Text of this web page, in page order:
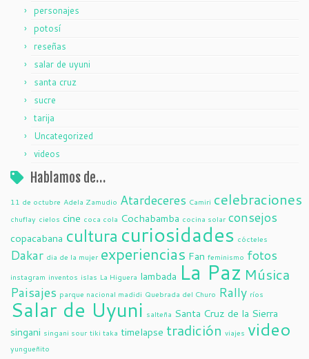
personajes
potosí
reseñas
salar de uyuni
santa cruz
sucre
tarija
Uncategorized
videos
Hablamos de…
11 de octubre Adela Zamudio Atardeceres Camiri celebraciones
chuflay cielos cine coca cola Cochabamba cocina solar consejos
copacabana cultura curiosidades cócteles
Dakar dia de la mujer experiencias Fan feminismo fotos
instagram inventos islas La Higuera lambada La Paz Música
Paisajes parque nacional madidi Quebrada del Churo Rally ríos
Salar de Uyuni salteña Santa Cruz de la Sierra
singani singani sour tiki taka timelapse tradición viajes video
yungueñito